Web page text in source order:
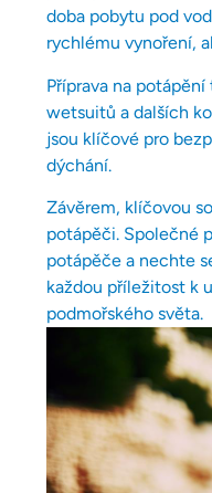
doba pobytu pod
rychlému vynoření,
Příprava na
wetsuitů a dalších
jsou klíčové pro
dýchání.
Závěrem, klíčovou
potápěči. Společné
potápěče a nechte
každou příležitost k
podmořského světa.